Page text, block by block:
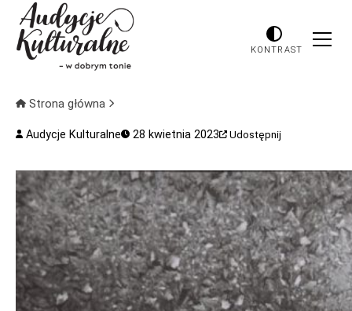
KONTRAST
Strona główna
Audycje Kulturalne 28 kwietnia 2023 Udostępnij